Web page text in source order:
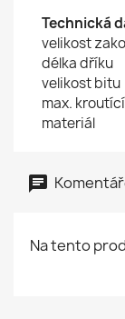
Technická
velikost
délka dříku
velikost bitu
max.
materiál
Na tento